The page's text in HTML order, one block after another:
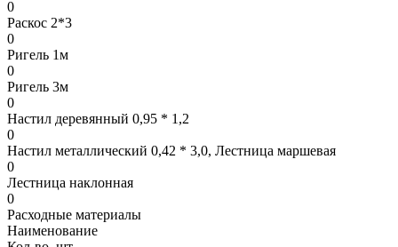
0
Раскос 2*3
0
Ригель 1м
0
Ригель 3м
0
Настил деревянный 0,95 * 1,2
0
Настил металлический 0,42 * 3,0, Лестница маршевая
0
Лестница наклонная
0
Расходные материалы
Наименование